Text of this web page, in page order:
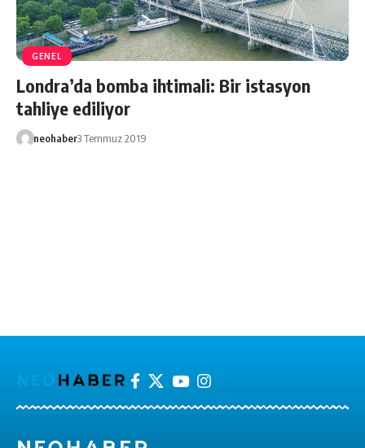
GENEL
Londra’da bomba ihtimali: Bir istasyon
tahliye ediliyor
neohaber3 Temmuz 2019